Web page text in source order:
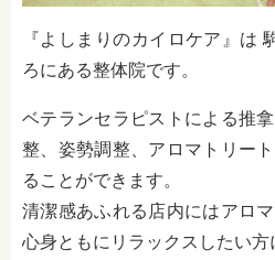
『よしまりのカイロケア』は
ろにある整体院です。
ベテランセラピストによる推
整、姿勢調整、アロマトリー
ることができます。
清潔感あふれる店内にはアロ
心身ともにリラックスしたい方